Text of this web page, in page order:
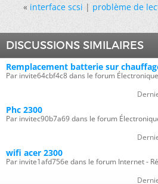
« interface scsi|problème de
DISCUSSIONS SIMILAIRES
Remplacement batterie sur
Par invite64cbf4c8 dans le forum Électronique
Phc 2300
Par invitec90b7a69 dans le forum
wifi acer 2300
Par invite1afd756e dans le forum Internet -